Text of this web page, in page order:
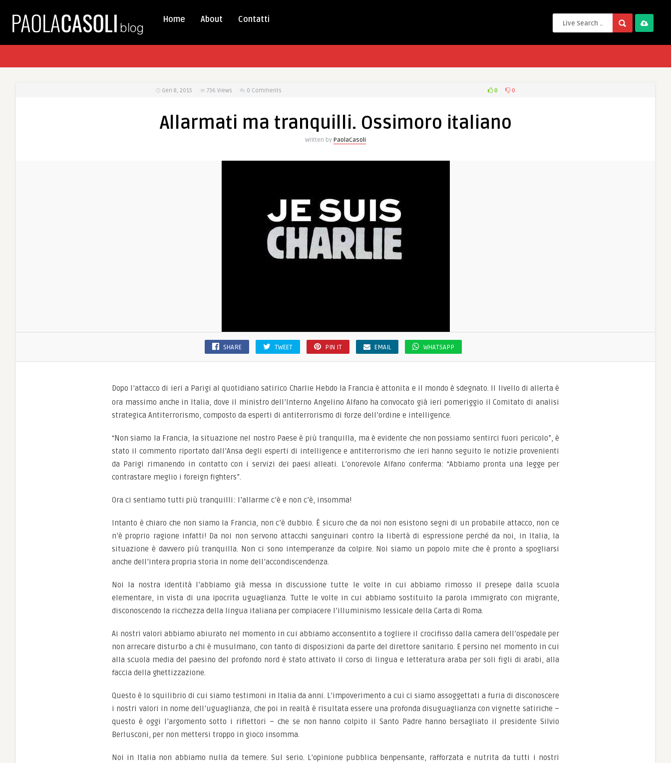
Home About Contatti
Gen 8, 2015 736 Views 0 Comments 0 0
Allarmati ma tranquilli. Ossimoro italiano
Written by PaolaCasoli
SHARE TWEET PIN IT EMAIL WHATSAPP
Dopo l’attacco di ieri a Parigi al quotidiano satirico Charlie Hebdo la Francia è attonita e il mondo è sdegnato. Il livello di allerta è
ora massimo anche in Italia, dove il ministro dell’Interno Angelino Alfano ha convocato già ieri pomeriggio il Comitato di analisi
strategica Antiterrorismo, composto da esperti di antiterrorismo di forze dell’ordine e intelligence.
“Non siamo la Francia, la situazione nel nostro Paese è più tranquilla, ma è evidente che non possiamo sentirci fuori pericolo”, è
stato il commento riportato dall’Ansa degli esperti di intelligence e antiterrorismo che ieri hanno seguito le notizie provenienti
da Parigi rimanendo in contatto con i servizi dei paesi alleati. L’onorevole Alfano conferma: “Abbiamo pronta una legge per
contrastare meglio i foreign fighters”.
Ora ci sentiamo tutti più tranquilli: l’allarme c’è e non c’è, insomma!
Intanto è chiaro che non siamo la Francia, non c’è dubbio. È sicuro che da noi non esistono segni di un probabile attacco, non ce
n’è proprio ragione infatti! Da noi non servono attacchi sanguinari contro la libertà di espressione perché da noi, in Italia, la
situazione è davvero più tranquilla. Non ci sono intemperanze da colpire. Noi siamo un popolo mite che è pronto a spogliarsi
anche dell’intera propria storia in nome dell’accondiscendenza.
Noi la nostra identità l’abbiamo già messa in discussione tutte le volte in cui abbiamo rimosso il presepe dalla scuola
elementare, in vista di una ipocrita uguaglianza. Tutte le volte in cui abbiamo sostituito la parola immigrato con migrante,
disconoscendo la ricchezza della lingua italiana per compiacere l’illuminismo lessicale della Carta di Roma.
Ai nostri valori abbiamo abiurato nel momento in cui abbiamo acconsentito a togliere il crocifisso dalla camera dell’ospedale per
non arrecare disturbo a chi è musulmano, con tanto di disposizioni da parte del direttore sanitario. E persino nel momento in cui
alla scuola media del paesino del profondo nord è stato attivato il corso di lingua e letteratura araba per soli figli di arabi, alla
faccia della ghettizzazione.
Questo è lo squilibrio di cui siamo testimoni in Italia da anni. L’impoverimento a cui ci siamo assoggettati a furia di disconoscere
i nostri valori in nome dell’uguaglianza, che poi in realtà è risultata essere una profonda disuguaglianza con vignette satiriche –
questo è oggi l’argomento sotto i riflettori – che se non hanno colpito il Santo Padre hanno bersagliato il presidente Silvio
Berlusconi, per non mettersi troppo in gioco insomma.
Noi in Italia non abbiamo nulla da temere. Sul serio. L’opinione pubblica benpensante, rafforzata e nutrita da tutti i nostri